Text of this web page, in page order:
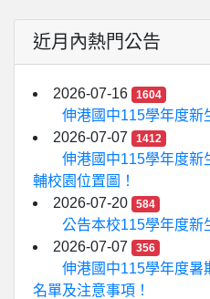
近月內熱門公告
2026-07-16 1604
伸港國中115學年度新
2026-07-07
1412
伸港國中115學年度新
輔校園位置圖！
2026-07-20
584
公告本校115學年度新
2026-07-07
356
伸港國中115學年度暑
名單及注意事項！